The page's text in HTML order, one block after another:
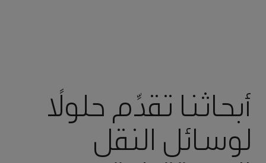
أبحاثنا تقدِّم حلولًا
لوسائل النقل